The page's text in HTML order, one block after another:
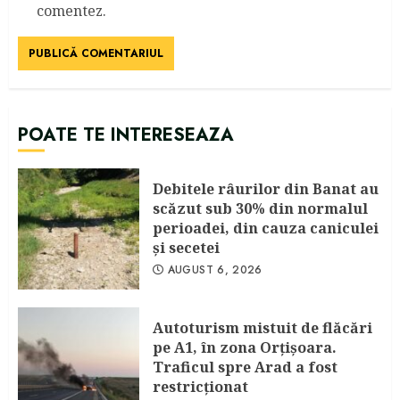
comentez.
POATE TE INTERESEAZA
Debitele râurilor din Banat au
scăzut sub 30% din normalul
perioadei, din cauza caniculei
şi secetei
AUGUST 6, 2026
Autoturism mistuit de flăcări
pe A1, în zona Orțișoara.
Traficul spre Arad a fost
restricționat